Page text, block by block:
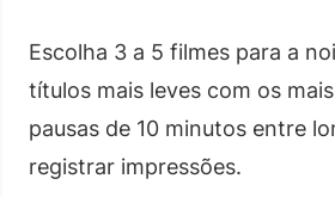
Escolha 3 a 5 filmes para a
títulos mais leves com os
pausas de 10 minutos entre
registrar impressões.